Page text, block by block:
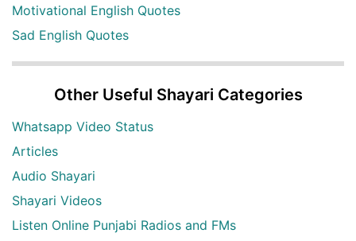
Motivational English Quotes
Sad English Quotes
Other Useful Shayari Categories
Whatsapp Video Status
Articles
Audio Shayari
Shayari Videos
Listen Online Punjabi Radios and FMs